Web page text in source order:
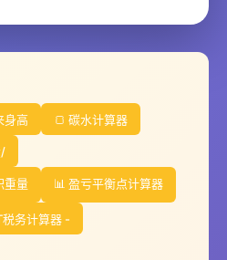
身高 🍞 碳水计算器
/
重量 📊 盈亏平衡点计算器
税务计算器 -